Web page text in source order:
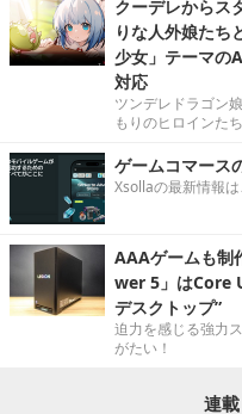
クーデレからス
りな人外娘たち
少女」テーマの
対応
ツンデレドラゴン
もりのヒロインた
ゲームコマース
Xsollaの最新情報は
AAAゲームも制
wer 5」はCore
デスクトップ”
迫力を感じる強力
がたい！
連